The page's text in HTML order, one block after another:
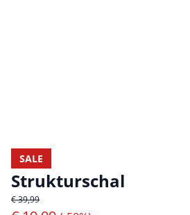
SALE
Strukturschal
€ 39,99